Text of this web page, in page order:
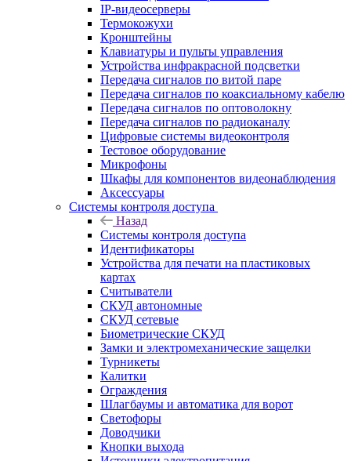
IP-видеосерверы
Термокожухи
Кронштейны
Клавиатуры и пульты управления
Устройства инфракрасной подсветки
Передача сигналов по витой паре
Передача сигналов по коаксиальному кабелю
Передача сигналов по оптоволокну
Передача сигналов по радиоканалу
Цифровые системы видеоконтроля
Тестовое оборудование
Микрофоны
Шкафы для компонентов видеонаблюдения
Аксессуары
Системы контроля доступа
Назад
Системы контроля доступа
Идентификаторы
Устройства для печати на пластиковых
картах
Считыватели
СКУД автономные
СКУД сетевые
Биометрические СКУД
Замки и электромеханические защелки
Турникеты
Калитки
Ограждения
Шлагбаумы и автоматика для ворот
Светофоры
Доводчики
Кнопки выхода